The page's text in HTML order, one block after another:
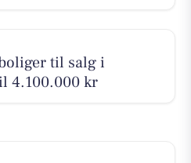
til salg i
4.100.000 kr